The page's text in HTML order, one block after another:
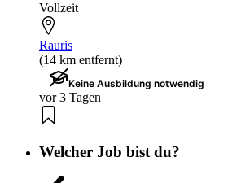
Vollzeit
Rauris
(14 km entfernt)
Keine Ausbildung notwendig
vor 3 Tagen
Welcher Job bist du?